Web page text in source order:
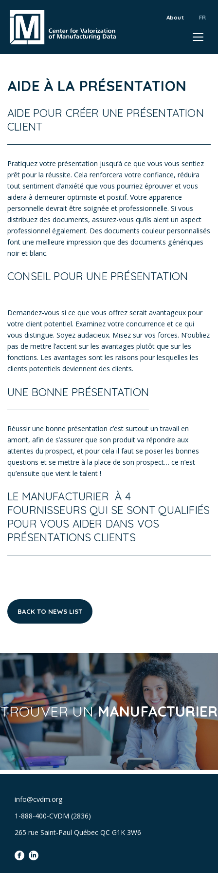
About
AIDE À LA PRÉSENTATION
AIDE POUR CRÉER UNE PRÉSENTATION
CLIENT
Pratiquez votre présentation jusqu’à ce que vous vous sentiez
prêt pour la réussite. Cela renforcera votre confiance, réduira
tout sentiment d’anxiété que vous pourriez éprouver et vous
aidera à demeurer optimiste et positif. Votre apparence
personnelle devrait être soignée et professionnelle. Si vous
distribuez des documents, assurez-vous qu’ils aient un aspect
professionnel également. Des documents couleur personnalisés
font une meilleure impression que des documents génériques
noir et blanc.
CONSEIL POUR UNE PRÉSENTATION
Demandez-vous si ce que vous offrez serait avantageux pour
votre client potentiel. Examinez votre concurrence et ce qui
vous distingue. Soyez audacieux. Misez sur vos forces. N’oubliez
pas de mettre l’accent sur les avantages plutôt que sur les
fonctions. Les avantages sont les raisons pour lesquelles les
clients potentiels deviennent des clients.
UNE BONNE PRÉSENTATION
Réussir une bonne présentation c’est surtout un travail en
amont, afin de s’assurer que son produit va répondre aux
attentes du prospect, et pour cela il faut se poser les bonnes
questions et se mettre à la place de son prospect… ce n’est
qu’ensuite que vient le talent !
LE MANUFACTURIER À 4
FOURNISSEURS QUI SE SONT QUALIFIÉS
POUR VOUS AIDER DANS VOS
PRÉSENTATIONS CLIENTS
BACK TO NEWS LIST
TROUVER UNMANUFACTURIER
info@cvdm.org
1-888-400-CVDM (2836)
265 rue Saint-Paul Québec QC G1K 3W6
facebooklinkedin